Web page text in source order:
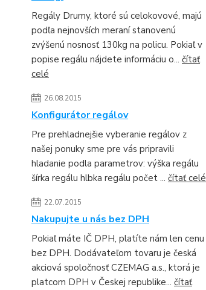
Regály Drumy, ktoré sú celokovové, majú
podľa nejnovších meraní stanovenú
zvýšenú nosnosť 130kg na policu. Pokiaľ v
popise regálu nájdete informáciu o... čítať
celé
26.08.2015
Konfigurátor regálov
Pre prehladnejšie vyberanie regálov z
našej ponuky sme pre vás pripravili
hladanie podla parametrov: výška regálu
šírka regálu hlbka regálu počet ... čítať celé
22.07.2015
Nakupujte u nás bez DPH
Pokiaľ máte IČ DPH, platíte nám len cenu
bez DPH. Dodávateľom tovaru je česká
akciová spoločnosť CZEMAG a.s., ktorá je
platcom DPH v Českej republike... čítať